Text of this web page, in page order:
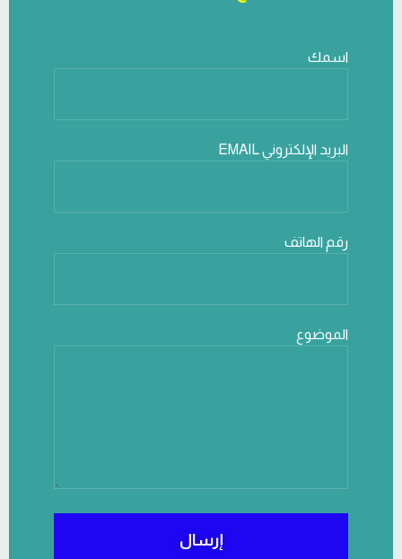
اسمك
البريد الإلكتروني EMAIL
رقم الهاتف
الموضوع
إرسال